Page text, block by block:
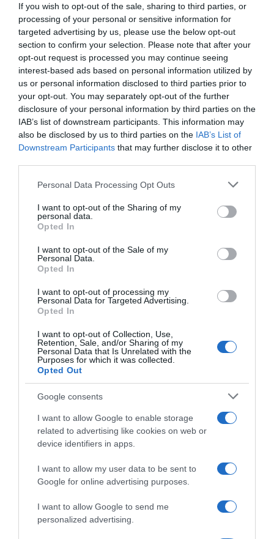
If you wish to opt-out of the sale, sharing to third parties, or
processing of your personal or sensitive information for
targeted advertising by us, please use the below opt-out
section to confirm your selection. Please note that after your
opt-out request is processed you may continue seeing
interest-based ads based on personal information utilized by
us or personal information disclosed to third parties prior to
your opt-out. You may separately opt-out of the further
disclosure of your personal information by third parties on the
IAB’s list of downstream participants. This information may
also be disclosed by us to third parties on the IAB’s List of
Downstream Participants that may further disclose it to other
Please note that this website/app uses one or more Google
not limited to your visit or usage behaviour. You may click to
grant or deny consent to Google and its third-party tags to
use your data for below specified purposes in below Google
consent section.
Personal Data Processing Opt Outs
I want to opt-out of the Sharing of my
personal data.
Opted In
I want to opt-out of the Sale of my
Personal Data.
Opted In
I want to opt-out of processing my
Personal Data for Targeted Advertising.
Opted In
I want to opt-out of Collection, Use,
Retention, Sale, and/or Sharing of my
Personal Data that Is Unrelated with the
Purposes for which it was collected.
Opted Out
Google consents
I want to allow Google to enable storage
related to advertising like cookies on web or
device identifiers in apps.
I want to allow my user data to be sent to
Google for online advertising purposes.
I want to allow Google to send me
personalized advertising.
mindenképp meg kell beszélned a kényes kérdéseket is a
pároddal.
3. Fektessetek le szabályokat!
A nézeteltérések elkerülése végett, nagyon fontos az,
hogy fektessetek le néhány alapvető szabályt, mielőtt
szünetet szeretnétek tartani. Néha a párok, akik szünetet
tartanak, utólag csalódottan tudják meg, hogy a szünet
ideje alatt a másik fél randizgatott vagy akár szexuális
kapcsolata is volt más emberekkel. A legjobb, ha már a
szünet tartás előtt egyeztetitek a pontos szabályokat,
tartása akár szakításhoz is vezethet!
mindenképp meg kell állapodnotok konkrét
időpontokban. Ha nem tudtok megállapodni, akkor
valószínű, hogy a szakítás lesz a legjobb megoldás. Egy
szünet tartása ebben az esetben nem fogja megoldani a
problémákat, hanem csak még hosszabb ideig elnyújtja
Ez is érdekelhet! -4 tipp, hogyan tanuld meg
fejleszteni önmagad egy fájó szakítás után
Megosztás: Facebook Pinterest
Címkék: párkapcsolat,szakítás, szünet
Következő bejegyzés
HASONLÓ BEJEGYZÉSEK